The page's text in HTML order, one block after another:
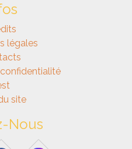
légales
site
Nous